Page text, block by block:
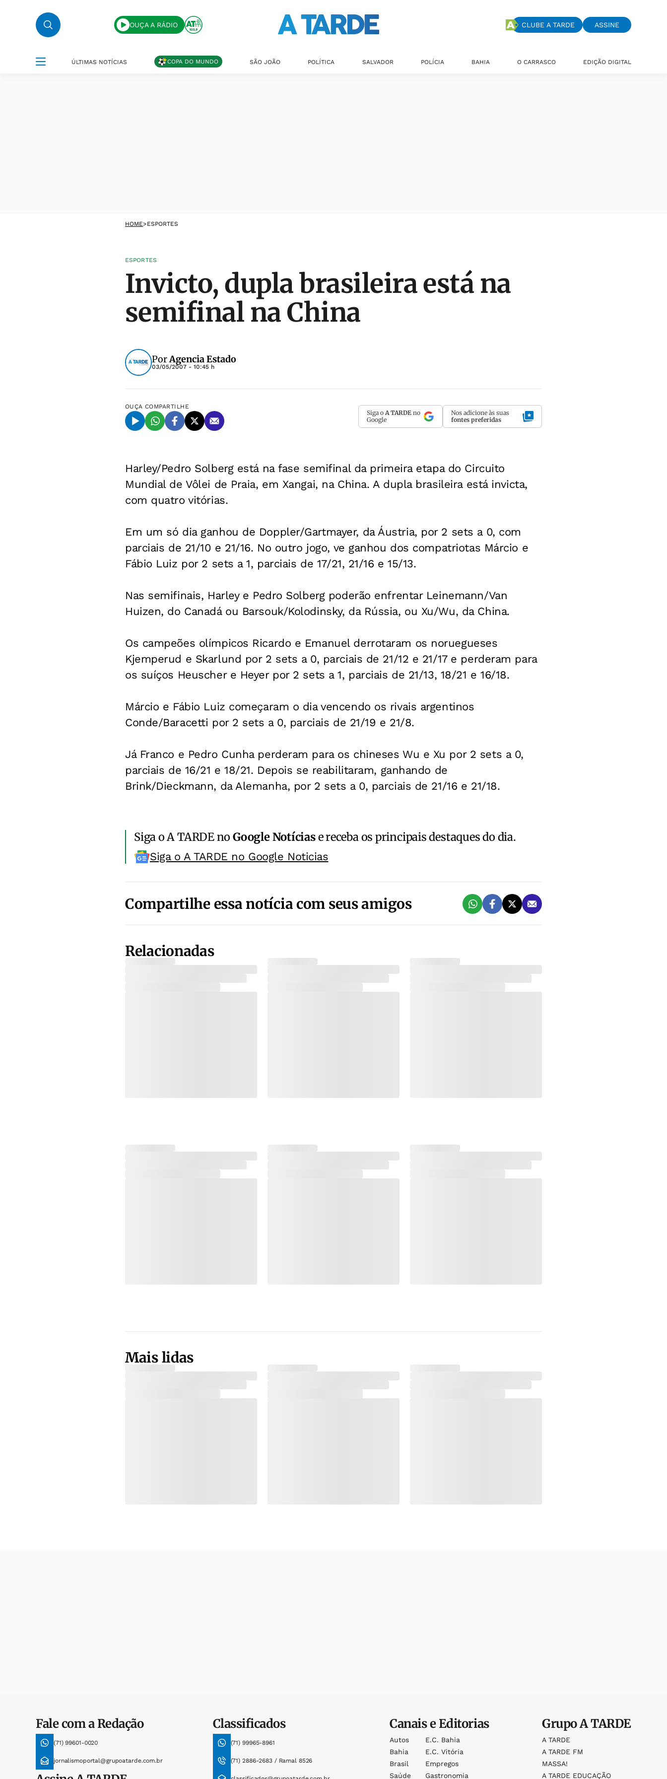
OUÇA A RÁDIO CLUBE A TARDE ASSINE
ÚLTIMAS NOTÍCIAS COPA DO MUNDO SÃO JOÃO POLÍTICA SALVADOR POLÍCIA BAHIA O CARRASCO EDIÇÃO DIGITAL
HOME>ESPORTES
ESPORTES
Invicto, dupla brasileira está na
semifinal na China
PorAgencia Estado
03/05/2007 - 10:45 h
OUÇA COMPARTILHE
Siga o A TARDE no
Google
Nos adicione às suas
fontes preferidas
Harley/Pedro Solberg está na fase semifinal da primeira etapa do Circuito
Mundial de Vôlei de Praia, em Xangai, na China. A dupla brasileira está invicta,
com quatro vitórias.
Em um só dia ganhou de Doppler/Gartmayer, da Áustria, por 2 sets a 0, com
parciais de 21/10 e 21/16. No outro jogo, ve ganhou dos compatriotas Márcio e
Fábio Luiz por 2 sets a 1, parciais de 17/21, 21/16 e 15/13.
Nas semifinais, Harley e Pedro Solberg poderão enfrentar Leinemann/Van
Huizen, do Canadá ou Barsouk/Kolodinsky, da Rússia, ou Xu/Wu, da China.
Os campeões olímpicos Ricardo e Emanuel derrotaram os noruegueses
Kjemperud e Skarlund por 2 sets a 0, parciais de 21/12 e 21/17 e perderam para
os suíços Heuscher e Heyer por 2 sets a 1, parciais de 21/13, 18/21 e 16/18.
Márcio e Fábio Luiz começaram o dia vencendo os rivais argentinos
Conde/Baracetti por 2 sets a 0, parciais de 21/19 e 21/8.
Já Franco e Pedro Cunha perderam para os chineses Wu e Xu por 2 sets a 0,
parciais de 16/21 e 18/21. Depois se reabilitaram, ganhando de
Brink/Dieckmann, da Alemanha, por 2 sets a 0, parciais de 21/16 e 21/18.
Siga o A TARDE noGoogle Notíciase receba os principais destaques do dia.
Siga o A TARDE no Google Noticias
Compartilhe essa notícia com seus amigos
Relacionadas
Mais lidas
Fale com a Redação
(71) 99601-0020
jornalismoportal@grupoatarde.com.br
Classificados
(71) 99965-8961
(71) 2886-2683 / Ramal 8526
Canais e Editorias
Autos
Bahia
Brasil
Saúde
E.c. Bahia
E.c. Vitória
Empregos
Gastronomia
GrupoA TARDE
A TARDE
A TARDE FM
MASSA!
A TARDE EDUCAÇÃO